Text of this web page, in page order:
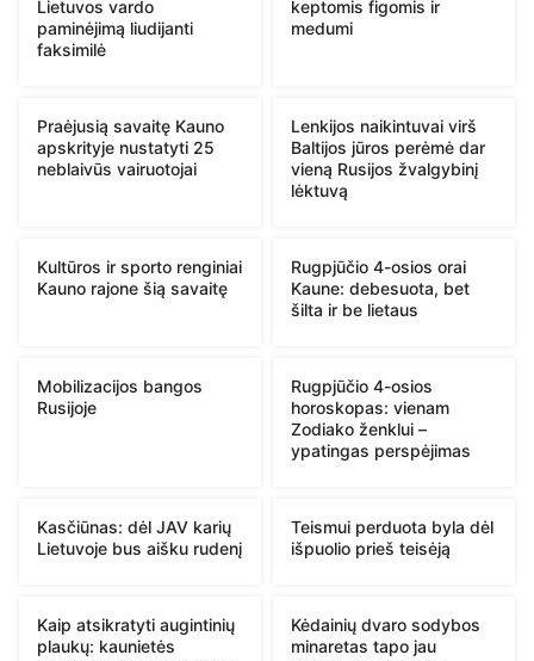
Lietuvos vardo
paminėjimą liudijanti
faksimilė
keptomis figomis ir
medumi
Praėjusią savaitę Kauno
apskrityje nustatyti 25
neblaivūs vairuotojai
Lenkijos naikintuvai virš
Baltijos jūros perėmė dar
vieną Rusijos žvalgybinį
lėktuvą
Kultūros ir sporto renginiai
Kauno rajone šią savaitę
Rugpjūčio 4-osios orai
Kaune: debesuota, bet
šilta ir be lietaus
Mobilizacijos bangos
Rusijoje
Rugpjūčio 4-osios
horoskopas: vienam
Zodiako ženklui –
ypatingas perspėjimas
Kasčiūnas: dėl JAV karių
Lietuvoje bus aišku rudenį
Teismui perduota byla dėl
išpuolio prieš teisėją
Kaip atsikratyti augintinių
plaukų: kaunietės
Kėdainių dvaro sodybos
minaretas tapo jau